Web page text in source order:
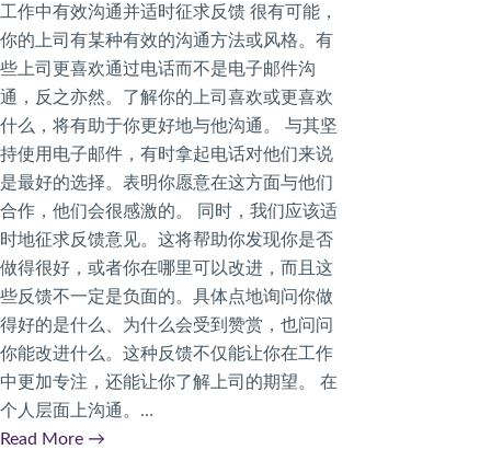
工作中有效沟通并适时征求反馈 很有可能，
你的上司有某种有效的沟通方法或风格。有
些上司更喜欢通过电话而不是电子邮件沟
通，反之亦然。了解你的上司喜欢或更喜欢
什么，将有助于你更好地与他沟通。 与其坚
持使用电子邮件，有时拿起电话对他们来说
是最好的选择。表明你愿意在这方面与他们
合作，他们会很感激的。 同时，我们应该适
时地征求反馈意见。这将帮助你发现你是否
做得很好，或者你在哪里可以改进，而且这
些反馈不一定是负面的。具体点地询问你做
得好的是什么、为什么会受到赞赏，也问问
你能改进什么。这种反馈不仅能让你在工作
中更加专注，还能让你了解上司的期望。 在
个人层面上沟通。…
Read More →